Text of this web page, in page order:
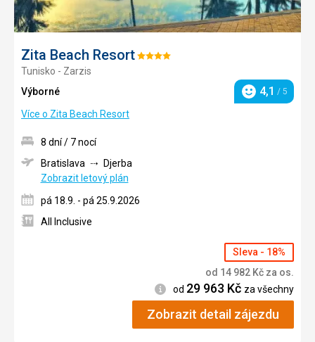
Zita Beach ResortHodnocení:
Tunisko - Zarzis
Výborné
Hodnocení
4,1 / 5
Více o Zita Beach Resort
8 dní / 7 nocí
Bratislava
Djerba
Zobrazit letový plán
pá 18.9. - pá 25.9.2026
All Inclusive
Sleva - 18%
od 14 982 Kč za os.
Informace
od 29 963 Kč za všechny
Zobrazit detail zájezdu